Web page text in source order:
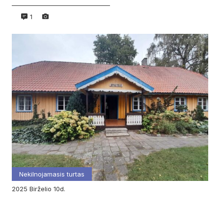
1
Nekilnojamasis turtas
2025
birželio 10d.